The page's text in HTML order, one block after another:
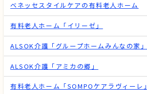
ベネッセスタイルケアの有料老人ホーム
有料老人ホーム「イリーゼ」
ALSOK介護「グループホームみんなの家」
ALSOK介護「アミカの郷」
有料老人ホーム「SOMPOケアラヴィーレ」